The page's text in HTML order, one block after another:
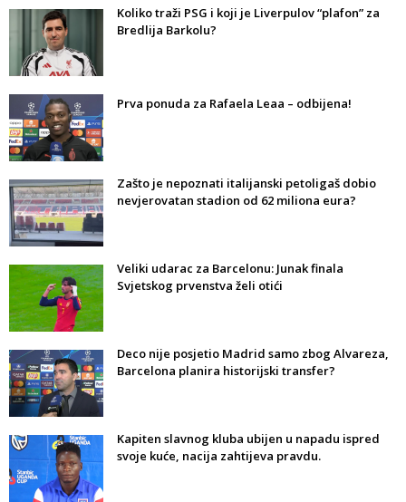
Koliko traži PSG i koji je Liverpulov “plafon” za
Bredlija Barkolu?
Prva ponuda za Rafaela Leaa – odbijena!
Zašto je nepoznati italijanski petoligaš dobio
nevjerovatan stadion od 62 miliona eura?
Veliki udarac za Barcelonu: Junak finala
Svjetskog prvenstva želi otići
Deco nije posjetio Madrid samo zbog Alvareza,
Barcelona planira historijski transfer?
Kapiten slavnog kluba ubijen u napadu ispred
svoje kuće, nacija zahtijeva pravdu.